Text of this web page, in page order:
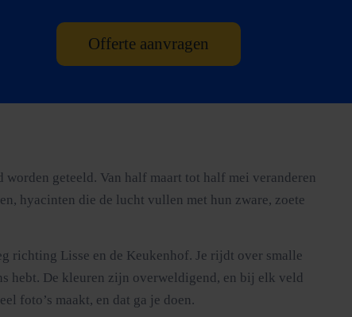
Offerte aanvragen
geteeld. Van half maart tot half mei veranderen
hyacinten die de lucht vullen met hun zware, zoete
richting Lisse en de Keukenhof. Je rijdt over smalle
hebt. De kleuren zijn overweldigend, en bij elk veld
foto’s maakt, en dat ga je doen.